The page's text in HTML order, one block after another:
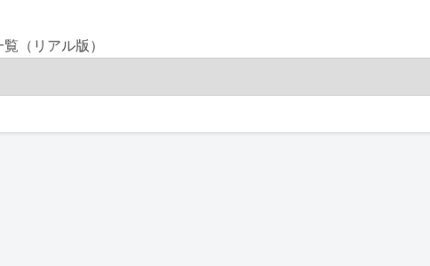
（リアル版）